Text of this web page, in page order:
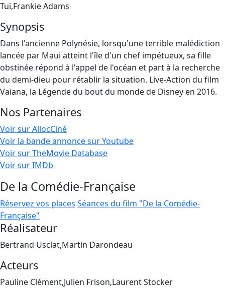
Tui,Frankie Adams
Synopsis
Dans l'ancienne Polynésie, lorsqu'une terrible malédiction
lancée par Maui atteint l'île d'un chef impétueux, sa fille
obstinée répond à l'appel de l'océan et part à la recherche
du demi-dieu pour rétablir la situation. Live-Action du film
Vaiana, la Légende du bout du monde de Disney en 2016.
Nos Partenaires
Voir sur AllocCiné
Voir la bande annonce sur Youtube
Voir sur TheMovie Database
Voir sur IMDb
De la Comédie-Française
Réservez vos places Séances du film "De la Comédie-
Française"
Réalisateur
Bertrand Usclat,Martin Darondeau
Acteurs
Pauline Clément,Julien Frison,Laurent Stocker